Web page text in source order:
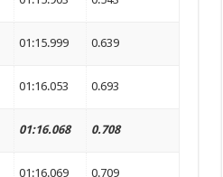
01:15.999 0.639
01:16.053 0.693
01:16.068 0.708
01:16.069 0.709